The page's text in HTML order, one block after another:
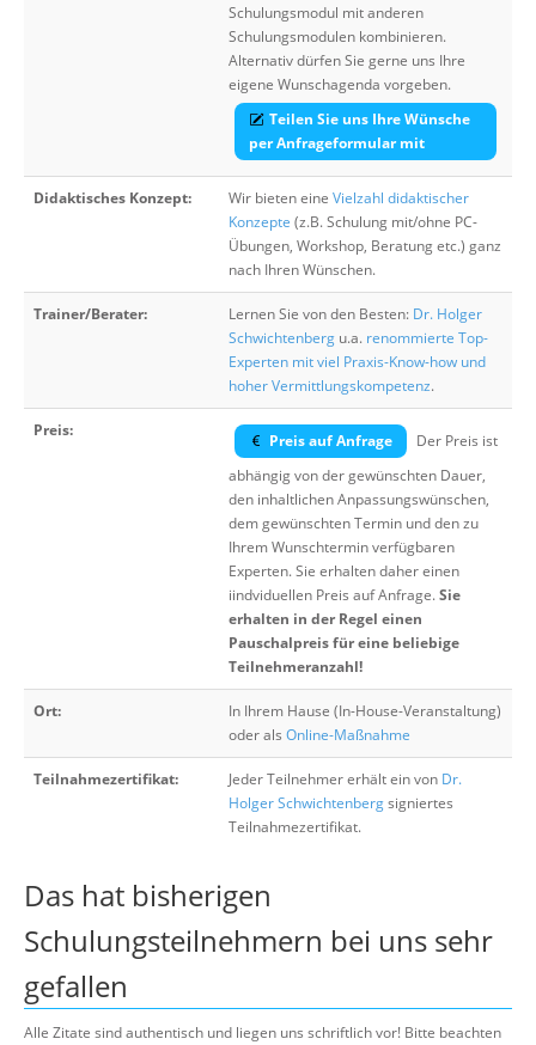
Schulungsmodul mit anderen
Schulungsmodulen kombinieren.
Alternativ dürfen Sie gerne uns Ihre
eigene Wunschagenda vorgeben.
Teilen Sie uns Ihre Wünsche
per Anfrageformular mit
Didaktisches Konzept: Wir bieten eine Vielzahl didaktischer
Konzepte (z.B. Schulung mit/ohne PC-
Übungen, Workshop, Beratung etc.) ganz
nach Ihren Wünschen.
Trainer/Berater: Lernen Sie von den Besten: Dr. Holger
Schwichtenberg u.a. renommierte Top-
Experten mit viel Praxis-Know-how und
hoher Vermittlungskompetenz.
Preis:
Preis auf Anfrage
Der Preis ist
abhängig von der gewünschten Dauer,
den inhaltlichen Anpassungswünschen,
dem gewünschten Termin und den zu
Ihrem Wunschtermin verfügbaren
Experten. Sie erhalten daher einen
iindviduellen Preis auf Anfrage.Sie
erhalten in der Regel einen
Pauschalpreis für eine beliebige
Teilnehmeranzahl!
Ort:
In Ihrem Hause (In-House-Veranstaltung)
oder als Online-Maßnahme
Teilnahmezertifikat: Jeder Teilnehmer erhält ein von Dr.
Holger Schwichtenbergsigniertes
Teilnahmezertifikat.
Das hat bisherigen
Schulungsteilnehmern bei uns sehr
gefallen
Alle Zitate sind authentisch und liegen uns schriftlich vor! Bitte beachten